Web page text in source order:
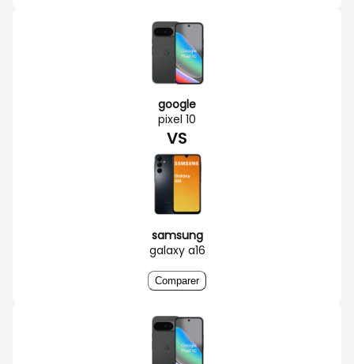
google
pixel 10
VS
samsung
galaxy a16
Comparer